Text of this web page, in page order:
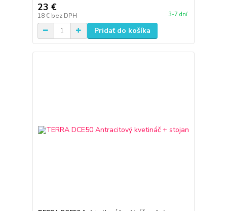
23 €
18 € bez DPH 3-7 dní
Pridať do košíka